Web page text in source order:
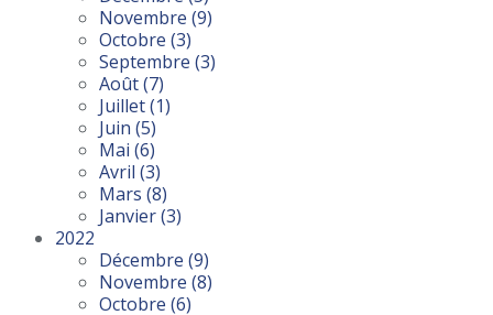
Novembre (9)
Octobre (3)
Septembre (3)
Août(7)
Juillet(1)
Juin (5)
Mai (6)
Avril (3)
Mars (8)
Janvier(3)
2022
Décembre (9)
Novembre (8)
Octobre (6)